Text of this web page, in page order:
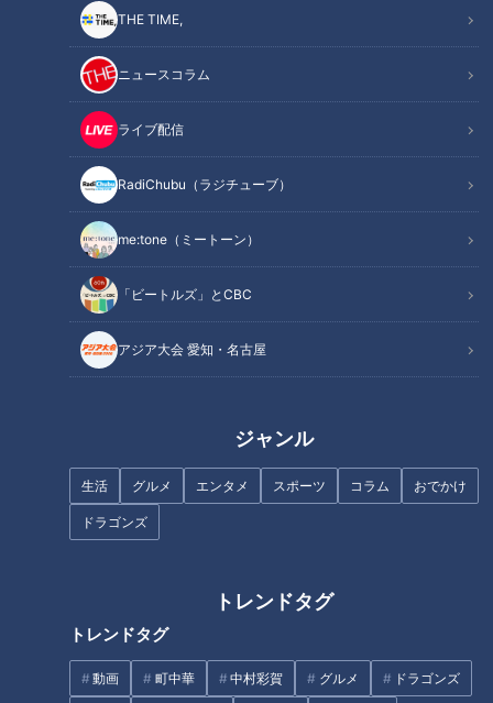
THE TIME,
ニュースコラム
ライブ配信
RadiChubu（ラジチューブ）
me:tone（ミートーン）
「ビートルズ」とCBC
アジア大会 愛知・名古屋
ジャンル
生活 グルメ エンタメ スポーツ コラム おでかけ
ドラゴンズ
トレンドタグ
トレンドタグ
動画 町中華 中村彩賀 グルメ ドラゴンズ
記事に戻る
この記事を見たあなたへのおすすめ
「会社の近くにあったら通いた
い！」メニューは毎日1種類！
CBC友廣アナ大満足の“店主の気
まぐれ日替わりランチ”とは？
必死すぎる光景にCBC友廣アナ
目指して約100㎞の自転車旅ス
タート
ゴール目前でお先真っ暗！？辛
すぎる高低差に一旦ストップ！
CBC友廣アナは阿智村の“日本一
「関西万博のパビリオンみた